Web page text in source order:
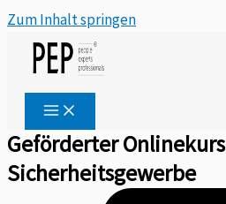
Zum Inhalt springen
Geförderter Onlinekurs
Sicherheitsgewerbe